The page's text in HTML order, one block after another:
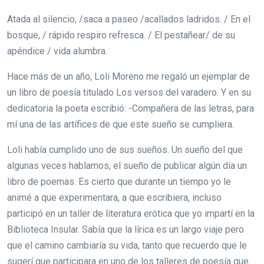
Atada al silencio, /saca a paseo /acallados ladridos. / En el
bosque, / rápido respiro refresca. / El pestañear/ de su
apéndice / vida alumbra.
Hace más de un año, Loli Moreno me regaló un ejemplar de
un libro de poesía titulado Los versos del varadero. Y en su
dedicatoria la poeta escribió: -Compañera de las letras, para
mí una de las artífices de que este sueño se cumpliera.
Loli había cumplido uno de sus sueños. Un sueño del que
algunas veces hablamos, el sueño de publicar algún día un
libro de poemas. Es cierto que durante un tiempo yo le
animé a que experimentara, a que escribiera, incluso
participó en un taller de literatura erótica que yo impartí en la
Biblioteca Insular. Sabía que la lírica es un largo viaje pero
que el camino cambiaría su vida, tanto que recuerdo que le
sugerí que participara en uno de los talleres de poesía que